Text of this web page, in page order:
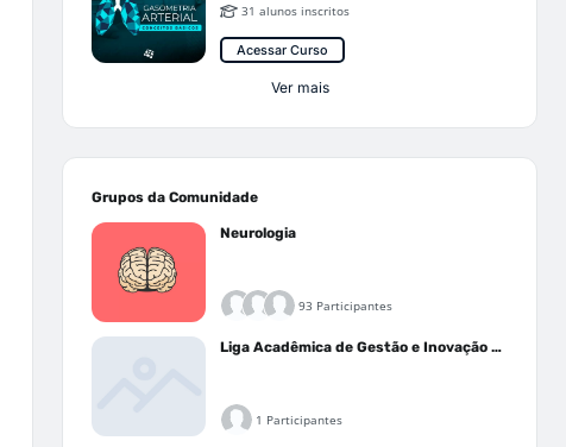
31 alunos inscritos
Acessar Curso
Ver mais
Grupos da Comunidade
Neurologia
93 Participantes
Liga Acadêmica de Gestão e Inovação Médica - LAGIM
1 Participantes